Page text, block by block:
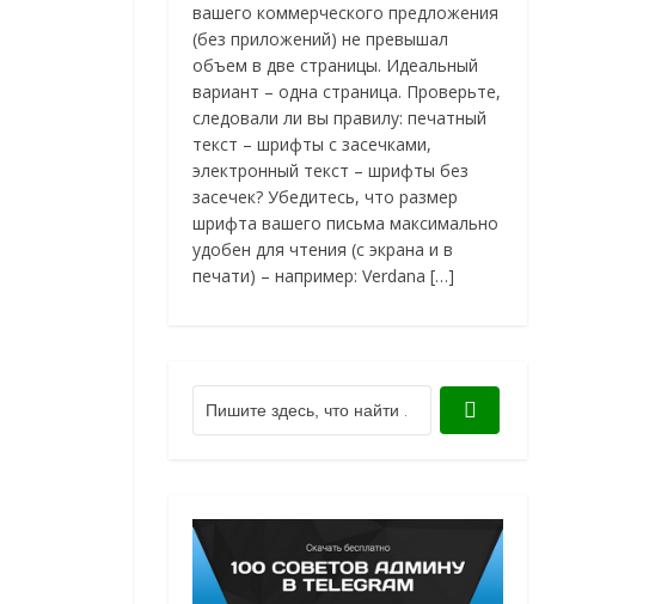
вашего коммерческого предложения
(без приложений) не превышал
объем в две страницы. Идеальный
вариант – одна страница. Проверьте,
следовали ли вы правилу: печатный
текст – шрифты с засечками,
электронный текст – шрифты без
засечек? Убедитесь, что размер
шрифта вашего письма максимально
удобен для чтения (с экрана и в
печати) – например: Verdana […]